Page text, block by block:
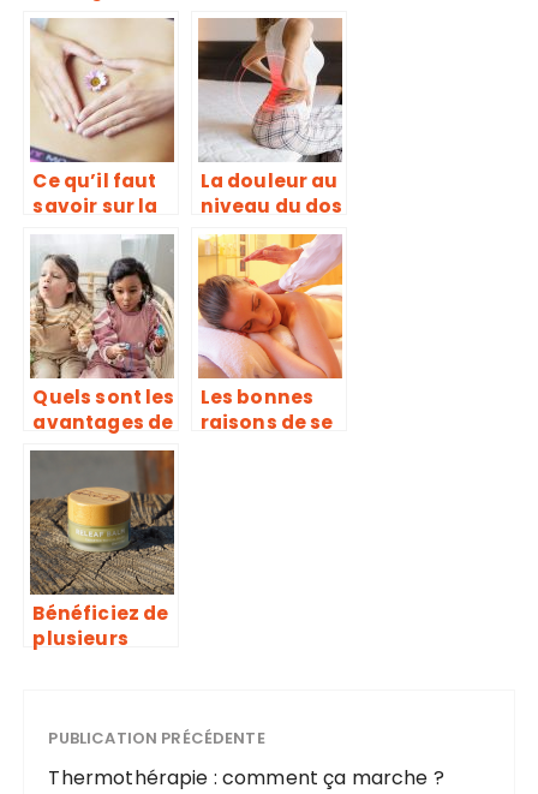
douleurs
avec la rose
de jericho ?
sur le corps
Ce qu’il faut
savoir sur la
kinésiologie
La douleur au
niveau du dos
peut conduire
à une
indigestion
Quels sont les
avantages de
la bulle
Les bonnes
raisons de se
Bénéficiez de
plusieurs
pommade
PUBLICATION PRÉCÉDENTE
Thermothérapie : comment ça marche ?